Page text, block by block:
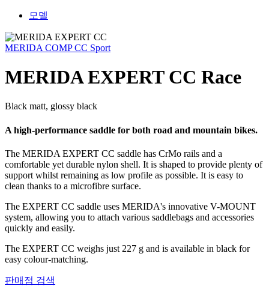
모델
MERIDA COMP CC Sport
MERIDA EXPERT CC Race
Black matt, glossy black
A high-performance saddle for both road and mountain bikes.
The MERIDA EXPERT CC saddle has CrMo rails and a
comfortable yet durable nylon shell. It is shaped to provide plenty of
support whilst remaining as low profile as possible. It is easy to
clean thanks to a microfibre surface.
The EXPERT CC saddle uses MERIDA's innovative V-MOUNT
system, allowing you to attach various saddlebags and accessories
quickly and easily.
The EXPERT CC weighs just 227 g and is available in black for
easy colour-matching.
판매점 검색